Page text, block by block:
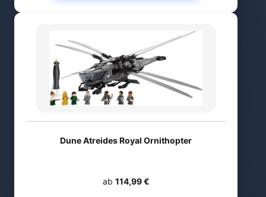
Dune Atreides Royal Ornithopter
ab 114,99 €